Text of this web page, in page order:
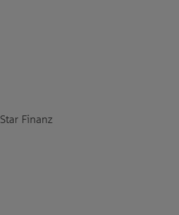
Star Finanz